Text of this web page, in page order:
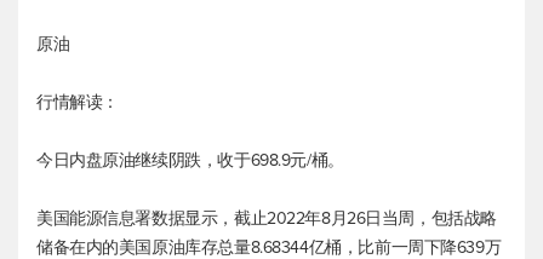
原油
行情解读：
今日内盘原油继续阴跌，收于698.9元/桶。
美国能源信息署数据显示，截止2022年8月26日当周，包括战略
储备在内的美国原油库存总量8.68344亿桶，比前一周下降639万